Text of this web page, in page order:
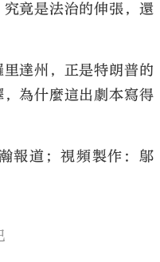
竟是法治的伸張，還
達州，正是特朗普的
為什麼這出劇本寫得
報道；視頻製作：鄔